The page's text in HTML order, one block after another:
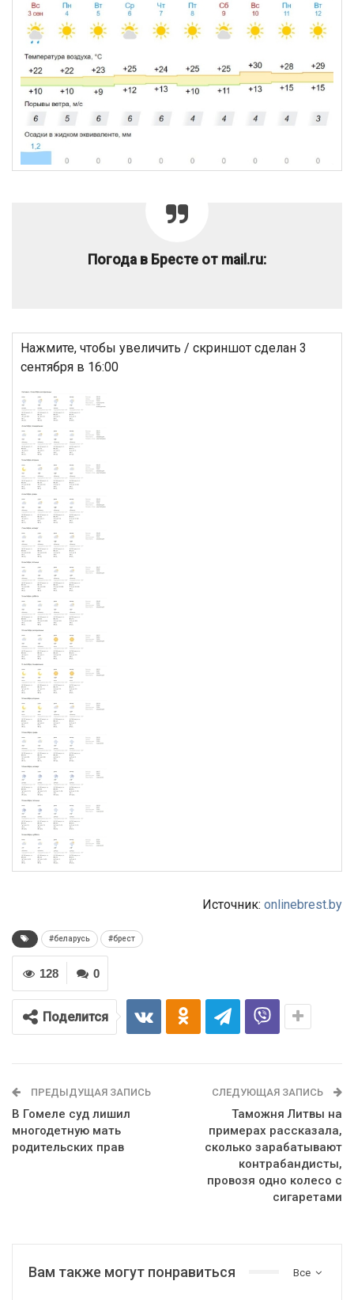
Погода в Бресте от mail.ru:
Нажмите, чтобы увеличить / скриншот сделан 3
сентября в 16:00
Источник: onlinebrest.by
#беларусь #брест
0
128
Поделится
ПРЕДЫДУЩАЯ ЗАПИСЬ
В Гомеле суд лишил
многодетную мать
родительских прав
СЛЕДУЮЩАЯ ЗАПИСЬ
Таможня Литвы на
примерах рассказала,
сколько зарабатывают
контрабандисты,
провозя одно колесо с
сигаретами
Все
Вам также могут понравиться